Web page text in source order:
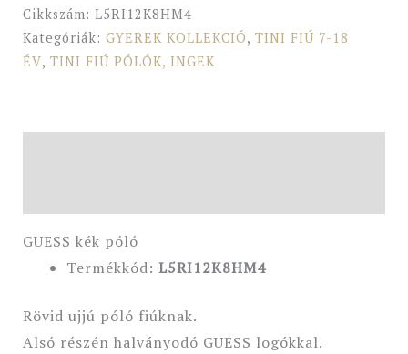
Cikkszám: L5RI12K8HM4
Kategóriák: GYEREK KOLLEKCIÓ, TINI FIÚ 7-18
ÉV, TINI FIÚ PÓLÓK, INGEK
GUESS kék póló
Termékkód: L5RI12K8HM4
Rövid ujjú póló fiúknak.
Alsó részén halványodó GUESS logókkal.